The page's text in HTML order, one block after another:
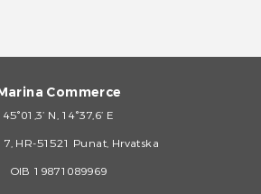
Commerce
45°01,3’ N, 14°37,6’ E
HR-51521 Punat, Hrvatska
OIB 19871089969